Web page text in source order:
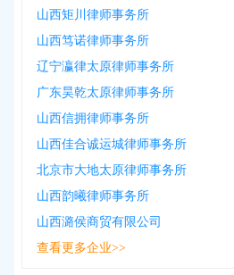
山西矩川律师事务所
山西笃诺律师事务所
辽宁瀛律太原律师事务所
广东昊乾太原律师事务所
山西信拥律师事务所
山西佳合诚运城律师事务所
北京市大地太原律师事务所
山西韵曦律师事务所
山西潞侯商贸有限公司
查看更多企业>>